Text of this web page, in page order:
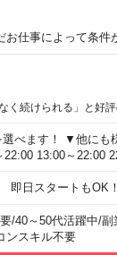
仕事によって条件
く続けられる」と好評
べます！ ▼他にも
13:00～22:00
日スタートもOK
/40～50代活躍中/副
ンスキル不要